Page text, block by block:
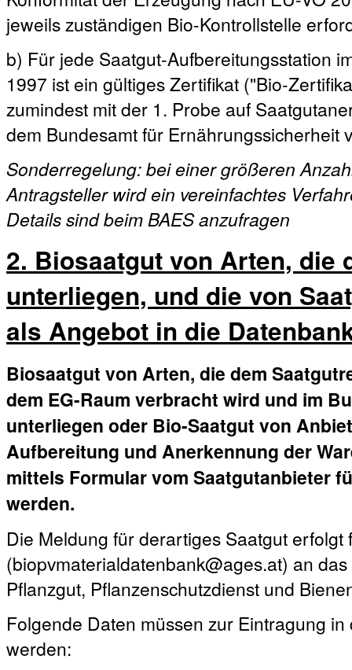
jeweils zuständigen Bio-Kontrollstelle
b) Für jede Saatgut-Aufbereitungsstation
1997 ist ein gültiges Zertifikat ("Bio-
zumindest mit der 1. Probe auf
dem Bundesamt für Ernährungssicherheit
Sonderregelung: bei einer größeren
Antragsteller wird ein vereinfachtes
Details sind beim BAES anzufragen
2. Biosaatgut von Arten, die
unterliegen, und die von
als Angebot in die
Biosaatgut von Arten, die dem
dem EG-Raum verbracht wird und im
unterliegen oder Bio-Saatgut von
Aufbereitung und Anerkennung der
mittels Formular vom Saatgutanbieter
werden.
Die Meldung für derartiges Saatgut erfolgt
(biopvmaterialdatenbank@ages.at) an
Pflanzgut, Pflanzenschutzdienst und
Folgende Daten müssen zur Eintragung
werden: